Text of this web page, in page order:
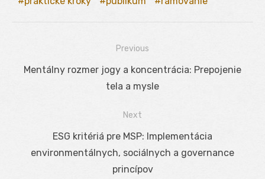
Navigácia
Previous
Previous
Mentálny rozmer jogy a koncentrácia: Prepojenie
tela a mysle
Next
post:
ESG kritériá pre MSP: Implementácia
environmentálnych, sociálnych a governance
princípov